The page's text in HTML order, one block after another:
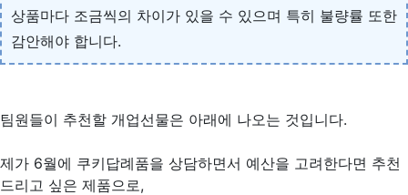
상품마다 조금씩의 차이가 있을 수 있으며 특히 불량률 또한
감안해야 합니다.
팀원들이 추천할 개업선물은 아래에 나오는 것입니다.
제가 6월에 쿠키답례품을 상담하면서 예산을 고려한다면 추천
드리고 싶은 제품으로,